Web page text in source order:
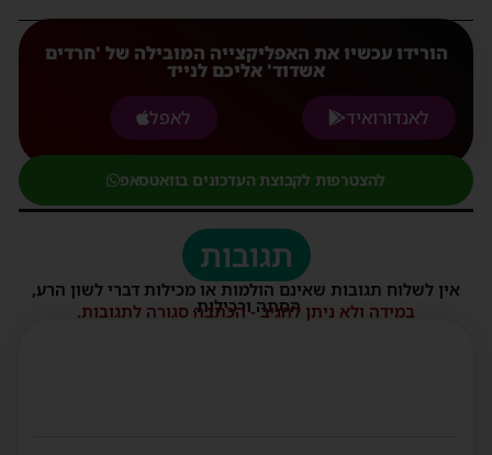
הורידו עכשיו את האפליקצייה המובילה של 'חרדים
אשדוד' אליכם לנייד
לאנדורואיד
לאפל
להצטרפות לקבוצת העדכונים בוואטסאפ
תגובות
אין לשלוח תגובות שאינם הולמות או מכילות דברי לשון הרע,
הסתה ורכילות.
במידה ולא ניתן להגיב - הכתבה סגורה לתגובות.